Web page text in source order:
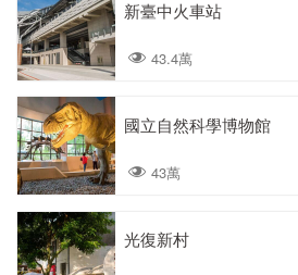
新臺中火車站
43.4萬
國立自然科學博物館
43萬
光復新村